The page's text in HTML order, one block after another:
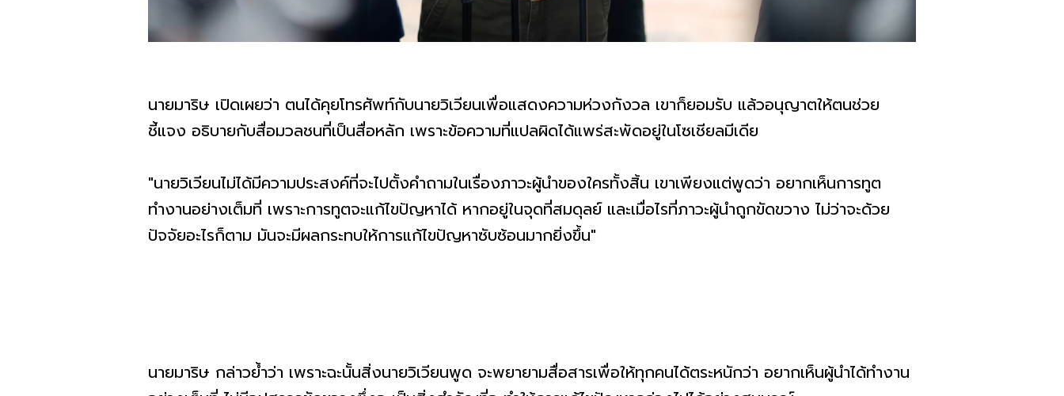
นายมาริษ เปิดเผยว่า ตนได้คุยโทรศัพท์กับนายวิเวียนเพื่อแสดงความห่วงกังวล เขาก็ยอมรับ แล้วอนุญาตให้ตนช่วย
ชี้แจง อธิบายกับสื่อมวลชนที่เป็นสื่อหลัก เพราะข้อความที่แปลผิดได้แพร่สะพัดอยู่ในโซเชียลมีเดีย
"นายวิเวียนไม่ได้มีความประสงค์ที่จะไปตั้งคำถามในเรื่องภาวะผู้นำของใครทั้งสิ้น เขาเพียงแต่พูดว่า อยากเห็นการทูต
ทำงานอย่างเต็มที่ เพราะการทูตจะแก้ไขปัญหาได้ หากอยู่ในจุดที่สมดุลย์ และเมื่อไรที่ภาวะผู้นำถูกขัดขวาง ไม่ว่าจะด้วย
ปัจจัยอะไรก็ตาม มันจะมีผลกระทบให้การแก้ไขปัญหาซับซ้อนมากยิ่งขึ้น"
นายมาริษ กล่าวย้ำว่า เพราะฉะนั้นสิ่งนายวิเวียนพูด จะพยายามสื่อสารเพื่อให้ทุกคนได้ตระหนักว่า อยากเห็นผู้นำได้ทำงาน